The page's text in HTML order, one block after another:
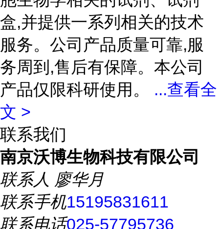
盒,并提供一系列相关的技术
服务。公司产品质量可靠,服
务周到,售后有保障。本公司
产品仅限科研使用。 ...查看全
文 >
联系我们
南京沃博生物科技有限公司
联系人 廖华月
联系手机15195831611
联系电话025-57795736